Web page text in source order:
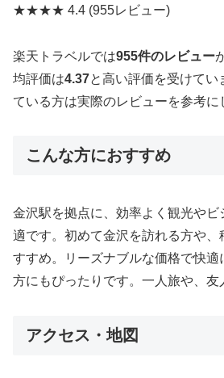
★★★★ 4.4 (955レビュー)
楽天トラベルでは955件のレビュー
均評価は4.37と高い評価を受けて
ている方は実際のレビューを参考に
こんな方におすすめ
金沢駅を拠点に、効率よく観光やビ
適です。初めて金沢を訪れる方や、
すすめ。リーズナブルな価格で快適
方にもぴったりです。一人旅や、友
アクセス・地図